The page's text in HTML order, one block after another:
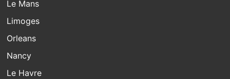
Le Mans
Limoges
Orleans
Nancy
Le Havre